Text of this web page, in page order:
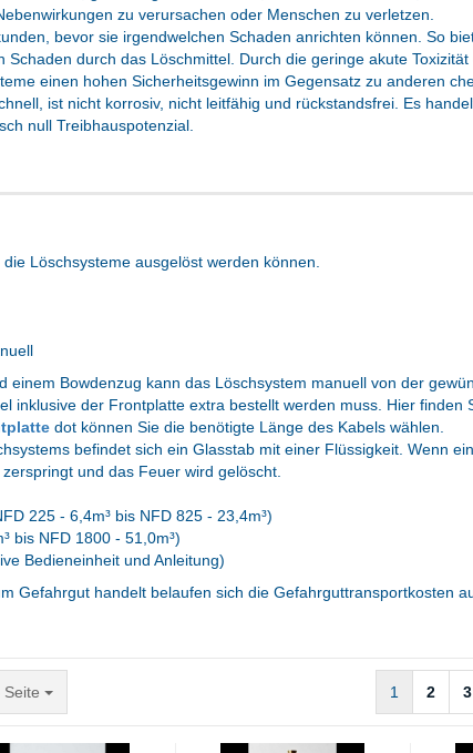
zu verursachen oder Menschen zu verletzen.
bevor sie irgendwelchen Schaden anrichten können. So
durch das Löschmittel. Durch die geringe akute
einen hohen Sicherheitsgewinn im Gegensatz zu anderen
ist nicht korrosiv, nicht leitfähig und rückstandsfrei. Es
null Treibhauspotenzial.
die Löschsysteme ausgelöst werden können.
Bowdenzug kann das Löschsystem manuell von der
inklusive der Frontplatte extra bestellt werden muss. Hier finden
dot können Sie die benötigte Länge des Kabels wählen.
befindet sich ein Glasstab mit einer Flüssigkeit. Wenn
und das Feuer wird gelöscht.
225 - 6,4m³ bis NFD 825 - 23,4m³)
bis NFD 1800 - 51,0m³)
Bedieneinheit und Anleitung)
Gefahrgut handelt belaufen sich die Gefahrguttransportkosten
1 2 3